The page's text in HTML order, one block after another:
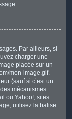
Par ailleurs, si
charger une
placée sur un
mon-image.gif.
(sauf si c’est un
mécanismes
ou Yahoo!, sites
utilisez la balise